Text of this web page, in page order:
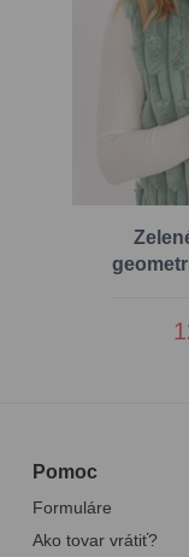
Pomoc
Formuláre
Ako tovar vrátiť?